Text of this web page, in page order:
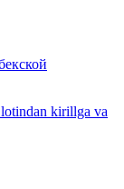
kirillga va